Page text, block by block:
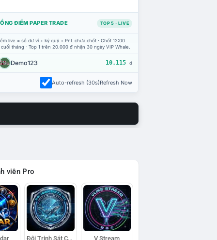
ĐIỂM PAPER TRADE TOP 5 · LIVE
live = số dư ví + ký quỹ + PnL chưa chốt · Chốt 12:00
tháng · Top 1 trên 20.000 đ nhận 30 ngày VIP Whale.
Demo123 10.115 đ
Auto-refresh (30s)Refresh Now
viên Pro
Đội Trinh Sát Cá Voi V Stream